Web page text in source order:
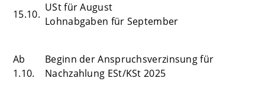
15.10.
USt für August
Lohnabgaben für September
Ab
1.10.
Beginn der Anspruchsverzinsung für
Nachzahlung ESt/KSt 2025